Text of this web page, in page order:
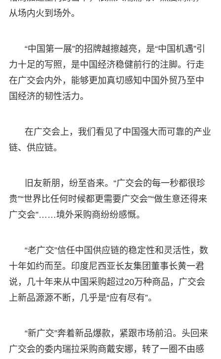
从场内火到场外。
“中国第一展”的招牌越擦越亮，是“中国机遇”引
力十足的写照，是中国经济稳健前行的注脚。行走
在广交会内外，能够更加真切感知中国外贸乃至中
国经济的韧性活力。
在广交会上，我们看见了中国强大而可靠的产业
链、供应链。
旧友新朋，纷至沓来。“广交会的每一秒都很珍
贵”“世界比任何时候都更需要广交会”“做生意还得来
广交会”……境外采购商纷纷感慨。
“老广交”信任中国供应链的稳定性和灵活性，数
十年如约而至。印度尼西亚长友集团董事长黄一君
说，几十年来从中国采购超过20万种商品，广交会
上新品源源不断，几乎是“应有尽有”。
“新广交”奔着新品爆款，紧跟市场前沿。头回来
广交会的委内瑞拉采购商戴安娜，转了一圈不由感